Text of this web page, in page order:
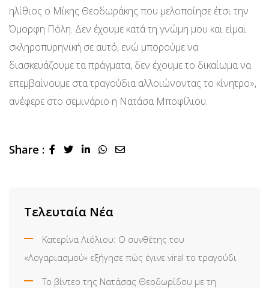
ηλίθιος ο Μίκης Θεοδωράκης που μελοποίησε έτσι την
Όμορφη Πόλη. Δεν έχουμε κατά τη γνώμη μου και είμαι
σκληροπυρηνική σε αυτό, ενώ μπορούμε να
διασκευάζουμε τα πράγματα, δεν έχουμε το δικαίωμα να
επεμβαίνουμε στα τραγούδια αλλοιώνοντας το κίνητρο»,
ανέφερε στο σεμινάριο η Νατάσα Μποφίλιου.
Share : LinkedInWhatsapp
Share
Τελευταία Νέα
Κατερίνα Λιόλιου: Ο συνθέτης του
«Λογαριασμού» εξήγησε πώς έγινε viral το τραγούδι
Το βίντεο της Νατάσας Θεοδωρίδου με τη